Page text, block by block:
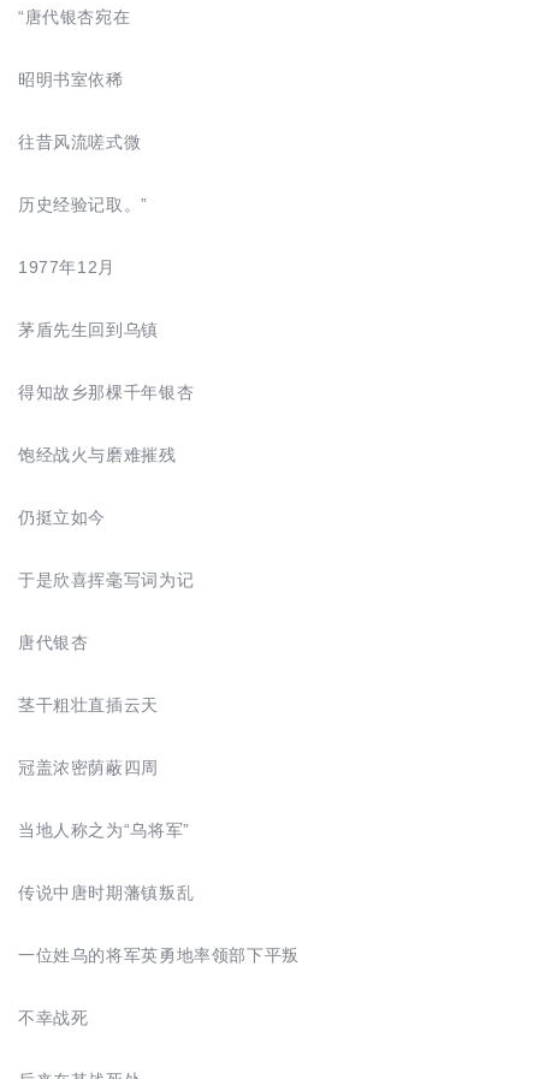
“唐代银杏宛在
昭明书室依稀
往昔风流嗟式微
历史经验记取。”
1977年12月
茅盾先生回到乌镇
得知故乡那棵千年银杏
饱经战火与磨难摧残
仍挺立如今
于是欣喜挥毫写词为记
唐代银杏
茎干粗壮直插云天
冠盖浓密荫蔽四周
当地人称之为“乌将军”
传说中唐时期藩镇叛乱
一位姓乌的将军英勇地率领部下平叛
不幸战死